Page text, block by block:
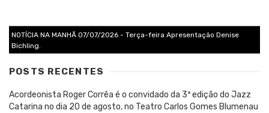
NOTÍCIA NA MANHÃ 07/07/2026 - Terça-feira Apresentação Denise
Bichling.
POSTS RECENTES
Acordeonista Roger Corrêa é o convidado da 3ª edição do Jazz
Catarina no dia 20 de agosto, no Teatro Carlos Gomes Blumenau